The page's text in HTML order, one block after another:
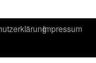
Impressum